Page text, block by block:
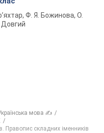
Ф. Я. Божинова, О.
Довгий
мова ✍
Правопис складних іменників